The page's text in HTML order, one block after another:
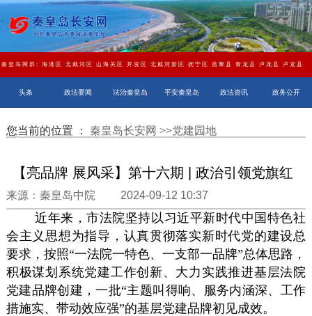
秦皇岛网群: 海港区 北戴河区 山海关区 开发区 北戴河新区 抚宁区 昌黎县 青龙县 卢龙县 卢龙县
头条 政法要闻 法治秦皇岛 平安秦皇岛 政法资讯 政务公开
您当前的位置 ： 秦皇岛长安网 >>党建园地
【亮品牌 展风采】第十六期 | 政治引领党旗红
来源：秦皇岛中院 2024-09-12 10:37
近年来，市法院坚持以习近平新时代中国特色社
会主义思想为指导，认真贯彻落实新时代党的建设总
要求，按照“一法院一特色、一支部一品牌”总体思路，
积极谋划系统党建工作创新、大力实践推进基层法院
党建品牌创建，一批“主题叫得响、服务内涵深、工作
措施实、带动效应强”的基层党建品牌初见成效。